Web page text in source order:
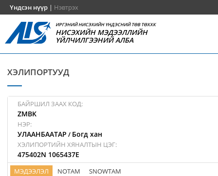
Үндсэн нүүр | Нэвтрэх
ИРГЭНИЙ НИСЭХИЙН ҮНДЭСНИЙ ТӨВ ТӨХХК
НИСЭХИЙН МЭДЭЭЛЛИЙН
ҮЙЛЧИЛГЭЭНИЙ АЛБА
ХЭЛИПОРТУУД
БАЙРШИЛ ЗААХ КОД:
ZMBK
НЭР:
УЛААНБААТАР / Богд хан
ХЭЛИПОРТИЙН ХЯНАЛТЫН ЦЭГ:
475402N 1065437E
МЭДЭЭЛЭЛ NOTAM SNOWTAM